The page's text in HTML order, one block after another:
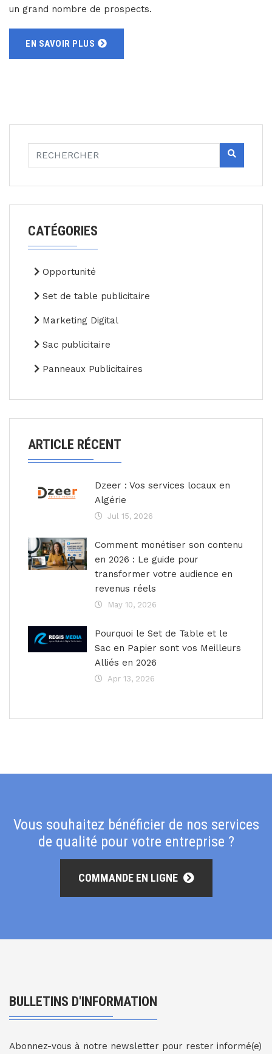
un grand nombre de prospects.
EN SAVOIR PLUS
CATÉGORIES
Opportunité
Set de table publicitaire
Marketing Digital
Sac publicitaire
Panneaux Publicitaires
ARTICLE RÉCENT
Dzeer : Vos services locaux en
Algérie
Jul 15, 2026
Comment monétiser son contenu
en 2026 : Le guide pour
transformer votre audience en
revenus réels
May 10, 2026
Pourquoi le Set de Table et le
Sac en Papier sont vos Meilleurs
Alliés en 2026
Apr 13, 2026
Vous souhaitez bénéficier de nos services
de qualité pour votre entreprise ?
COMMANDE EN LIGNE
BULLETINS D'INFORMATION
Abonnez-vous à notre newsletter pour rester informé(e)